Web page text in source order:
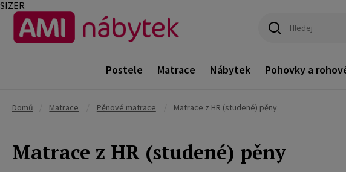
Postele Matrace Nábytek Pohovky a
Domů Matrace Pěnové matrace Matrace z HR (studené) pěny
Matrace z HR (studené) pěny
SIZER